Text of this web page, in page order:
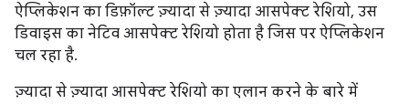
ऐप्लिकेशन का डिफ़ॉल्ट ज़्यादा से ज़्यादा आसपेक्ट रेशियो, उस
डिवाइस का नेटिव आसपेक्ट रेशियो होता है जिस पर ऐप्लिकेशन
चल रहा है.
ज़्यादा से ज़्यादा आसपेक्ट रेशियो का एलान करने के बारे में